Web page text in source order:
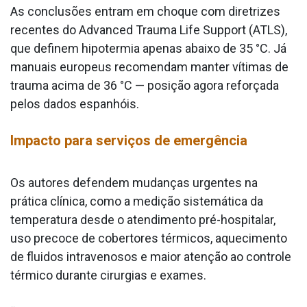
As conclusões entram em choque com diretrizes
recentes do Advanced Trauma Life Support (ATLS),
que definem hipotermia apenas abaixo de 35 °C. Já
manuais europeus recomendam manter vítimas de
trauma acima de 36 °C — posição agora reforçada
pelos dados espanhóis.
Impacto para serviços de emergência
Os autores defendem mudanças urgentes na
prática clínica, como a medição sistemática da
temperatura desde o atendimento pré-hospitalar,
uso precoce de cobertores térmicos, aquecimento
de fluidos intravenosos e maior atenção ao controle
térmico durante cirurgias e exames.